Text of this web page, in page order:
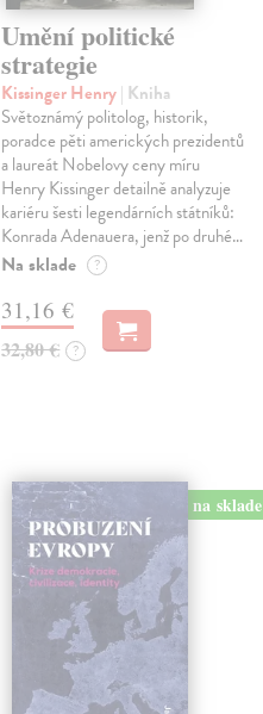
Umění politické
strategie
Kissinger Henry| Kniha
Světoznámý politolog, historik,
poradce pěti amerických prezidentů
a laureát Nobelovy ceny míru
Henry Kissinger detailně analyzuje
kariéru šesti legendárních státníků:
Konrada Adenauera, jenž po druhé…
Na sklade ?
31,16 €
32,80 € ?
na sklade